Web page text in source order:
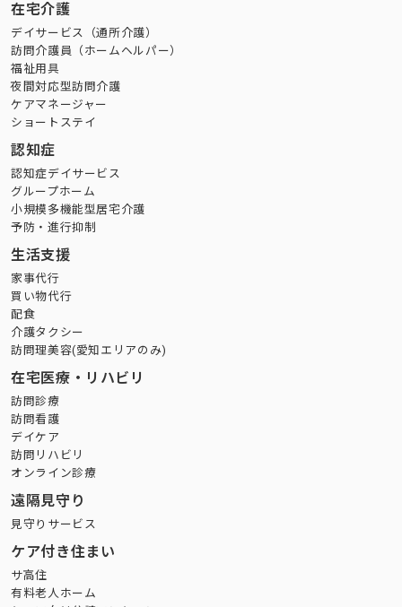
在宅介護
デイサービス（通所介護）
訪問介護員（ホームヘルパー）
福祉用具
夜間対応型訪問介護
ケアマネージャー
ショートステイ
認知症
認知症デイサービス
グループホーム
小規模多機能型居宅介護
予防・進行抑制
生活支援
家事代行
買い物代行
配食
介護タクシー
訪問理美容(愛知エリアのみ)
在宅医療・リハビリ
訪問診療
訪問看護
デイケア
訪問リハビリ
オンライン診療
遠隔見守り
見守りサービス
ケア付き住まい
サ高住
有料老人ホーム